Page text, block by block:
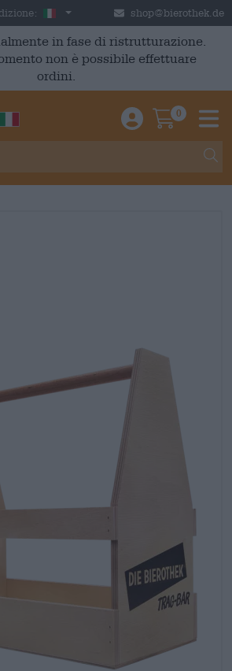
Italia shop@bierothek.de
in fase di ristrutturazione.
non è possibile effettuare
ordini.
Einloggen /
0